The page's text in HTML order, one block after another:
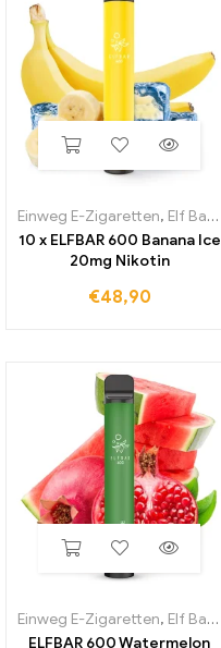
Einweg E-Zigaretten, Elf Bar 600
10 x ELFBAR 600 Banana Ice
20mg Nikotin
€48,90
Einweg E-Zigaretten, Elf Bar 600
ELFBAR 600 Watermelon